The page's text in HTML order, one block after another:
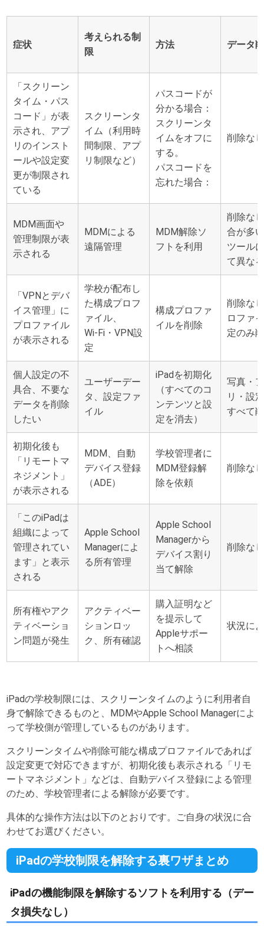
症状
考えられる制
限
方法 データ
「スクリーン
タイム・パス
コード」が表
示され、アプ
リのインスト
ールや設定変
更が制限され
ている
スクリーンタ
イム（利用時
間制限、アプ
リ制限など）
パスコードが
分かる場合：
スクリーンタ
イムをオフに
する。
パスコードを
忘れた場合：
削除な
MDM画面や
管理制限が表
示される
MDMによる
遠隔管理
MDM解除ソ
フトを利用
削除な
合が多
ツール
て異な
「VPNとデバ
イス管理」に
プロファイル
が表示される
学校が配布し
た構成プロフ
ァイル、
Wi‑Fi・VPN設
定
構成プロファ
イルを削除
削除な
ロファ
定のみ
個人設定の不
具合、不要な
データを削除
したい
ユーザーデー
タ、設定ファ
イル
iPadを初期化
（すべてのコ
ンテンツと設
定を消去）
写真・
リ・設
すべて
初期化後も
「リモートマ
ネジメント」
が表示される
MDM、自動
デバイス登録
（ADE）
学校管理者に
MDM登録解
除を依頼
削除な
「このiPadは
組織によって
管理されてい
ます」と表示
される
Apple School
Managerによ
る所有管理
Apple School
Managerから
デバイス割り
当て解除
削除な
所有権やアク
ティベーショ
ン問題が発生
アクティベー
ションロッ
ク、所有確認
購入証明など
を提示して
Appleサポー
トへ相談
状況に
iPadの学校制限には、スクリーンタイムのように利用者自
身で解除できるものと、MDMやApple School Managerによ
って学校側が管理しているものがあります。
スクリーンタイムや削除可能な構成プロファイルであれば
設定変更で対応できますが、初期化後も表示される「リモ
ートマネジメント」などは、自動デバイス登録による管理
のため、学校管理者による解除が必要です。
具体的な操作方法は以下のとおりです。ご自身の状況に合
わせてお選びください。
iPadの学校制限を解除する裏ワザまとめ
iPadの機能制限を解除するソフトを利用する（デー
タ損失なし）